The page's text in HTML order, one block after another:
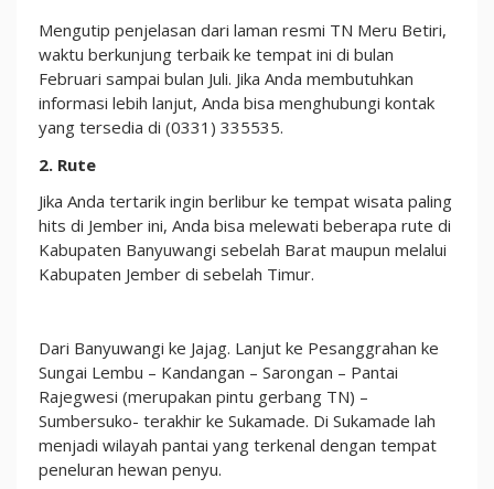
Mengutip penjelasan dari laman resmi TN Meru Betiri,
waktu berkunjung terbaik ke tempat ini di bulan
Februari sampai bulan Juli. Jika Anda membutuhkan
informasi lebih lanjut, Anda bisa menghubungi kontak
yang tersedia di (0331) 335535.
2. Rute
Jika Anda tertarik ingin berlibur ke tempat wisata paling
hits di Jember ini, Anda bisa melewati beberapa rute di
Kabupaten Banyuwangi sebelah Barat maupun melalui
Kabupaten Jember di sebelah Timur.
Dari Banyuwangi ke Jajag. Lanjut ke Pesanggrahan ke
Sungai Lembu – Kandangan – Sarongan – Pantai
Rajegwesi (merupakan pintu gerbang TN) –
Sumbersuko- terakhir ke Sukamade. Di Sukamade lah
menjadi wilayah pantai yang terkenal dengan tempat
peneluran hewan penyu.